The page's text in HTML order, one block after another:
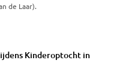
de Laar).
Kinderoptocht in